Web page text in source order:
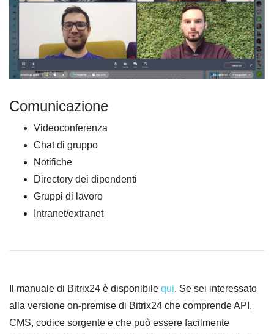
Comunicazione
Videoconferenza
Chat di gruppo
Notifiche
Directory dei dipendenti
Gruppi di lavoro
Intranet/extranet
Il manuale di Bitrix24 è disponibile qui. Se sei interessato
alla versione on-premise di Bitrix24 che comprende API,
CMS, codice sorgente e che può essere facilmente